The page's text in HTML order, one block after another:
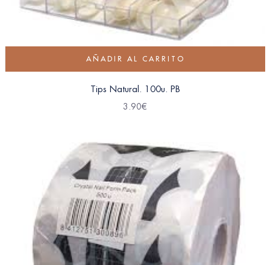
AÑADIR AL CARRITO
Tips Natural. 100u. PB
3.90€